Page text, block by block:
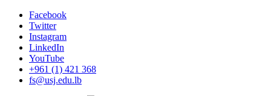
Facebook
Twitter
Instagram
LinkedIn
YouTube
+961 (1) 421 368
fs@usj.edu.lb